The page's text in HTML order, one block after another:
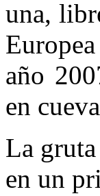
una,
año
en
La
en un